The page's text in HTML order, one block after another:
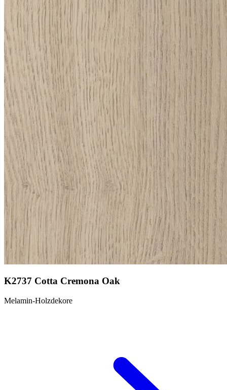
K2737 Cotta Cremona Oak
Melamin-Holzdekore